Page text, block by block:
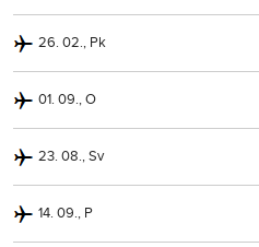
26. 02., Pk
01. 09., O
23. 08., Sv
14. 09., P